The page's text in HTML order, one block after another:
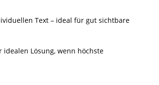
Text – ideal für gut sichtbare
Lösung, wenn höchste